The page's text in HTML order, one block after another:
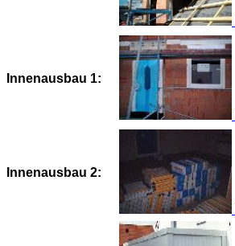
Innenausbau 1:
Innenausbau 2: